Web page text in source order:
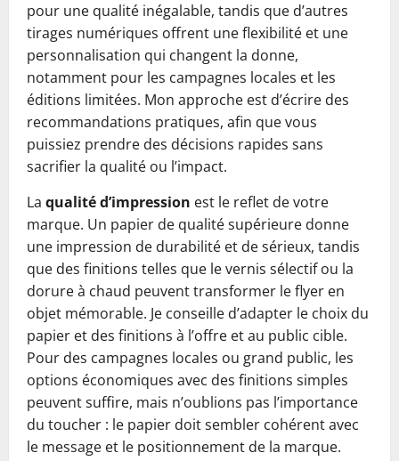
pour une qualité inégalable, tandis que d’autres
tirages numériques offrent une flexibilité et une
personnalisation qui changent la donne,
notamment pour les campagnes locales et les
éditions limitées. Mon approche est d’écrire des
recommandations pratiques, afin que vous
puissiez prendre des décisions rapides sans
sacrifier la qualité ou l’impact.
La qualité d’impression est le reflet de votre
marque. Un papier de qualité supérieure donne
une impression de durabilité et de sérieux, tandis
que des finitions telles que le vernis sélectif ou la
dorure à chaud peuvent transformer le flyer en
objet mémorable. Je conseille d’adapter le choix du
papier et des finitions à l’offre et au public cible.
Pour des campagnes locales ou grand public, les
options économiques avec des finitions simples
peuvent suffire, mais n’oublions pas l’importance
du toucher : le papier doit sembler cohérent avec
le message et le positionnement de la marque.